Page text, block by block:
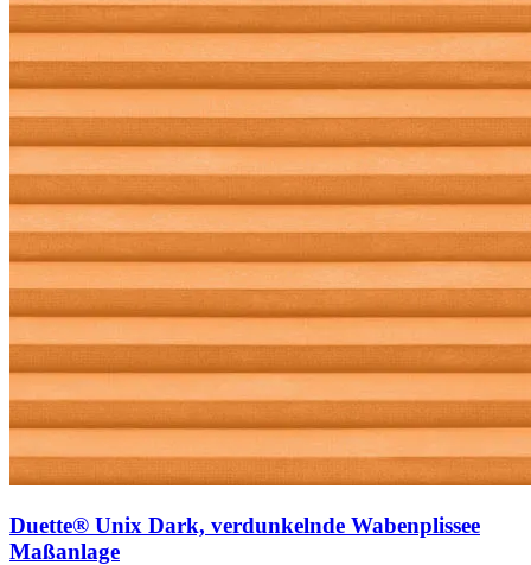
Duette® Unix Dark, verdunkelnde Wabenplissee
Maßanlage